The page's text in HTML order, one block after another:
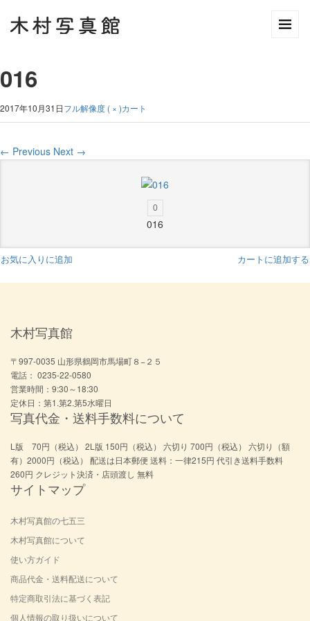
016
2017年10月31日フル解像度 ( × )カート
← Previous Next →
0
016
お気に入りに追加 カートに追加する
木村写真館
〒997-0035 山形県鶴岡市馬場町８−２５
電話： 0235-22-0580
営業時間：9:30～18:30
定休日：第1.第2.第5水曜日
写真代金・送料手数料について
L版 70円（税込） 2L版 150円（税込） 六切り 700円（税込） 六切り（額
有）2000円（税込） 配送は日本郵便 送料：一律215円 代引き送料手数料
260円 クレジット決済・店頭渡し 無料
サイトマップ
木村写真館の七五三
木村写真館について
使い方ガイド
商品代金・送料配送について
特定商取引法に基づく表記
個人情報の取り扱いについて